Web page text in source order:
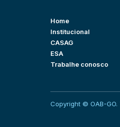
Home
Institucional
CASAG
ESA
Trabalhe conosco
Copyright © OAB-